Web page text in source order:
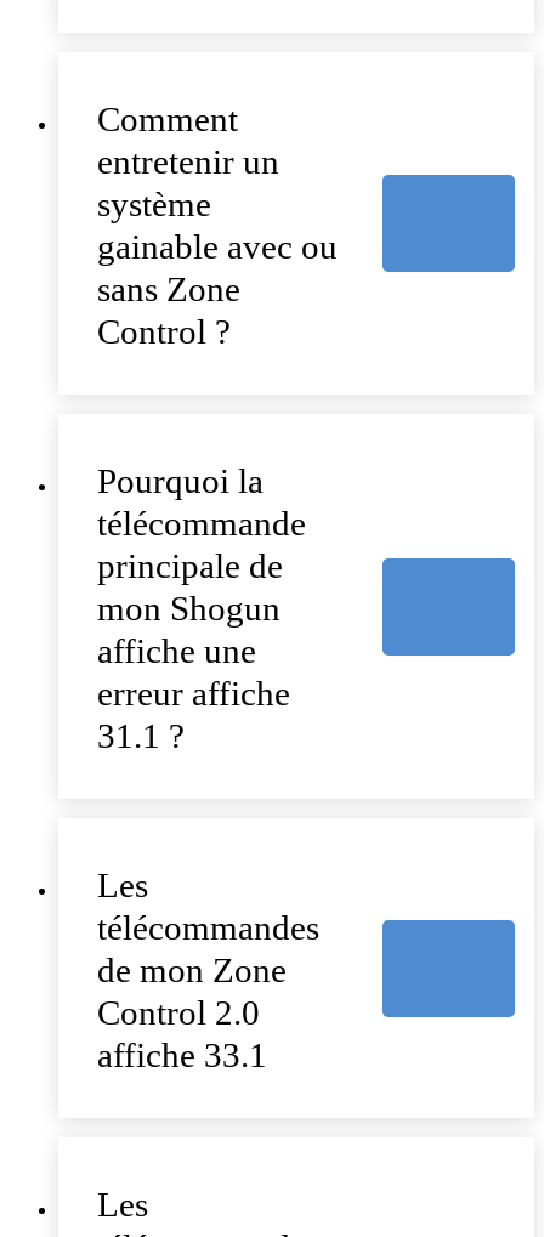
Comment
entretenir un
système
gainable avec ou
sans Zone
Control ?
Pourquoi la
télécommande
principale de
mon Shogun
affiche une
erreur affiche
31.1 ?
Les
télécommandes
de mon Zone
Control 2.0
affiche 33.1
Les